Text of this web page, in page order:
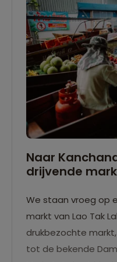
Naar
drijvende
We staan vroeg op
markt van Lao Tak
drukbezochte
tot de bekende